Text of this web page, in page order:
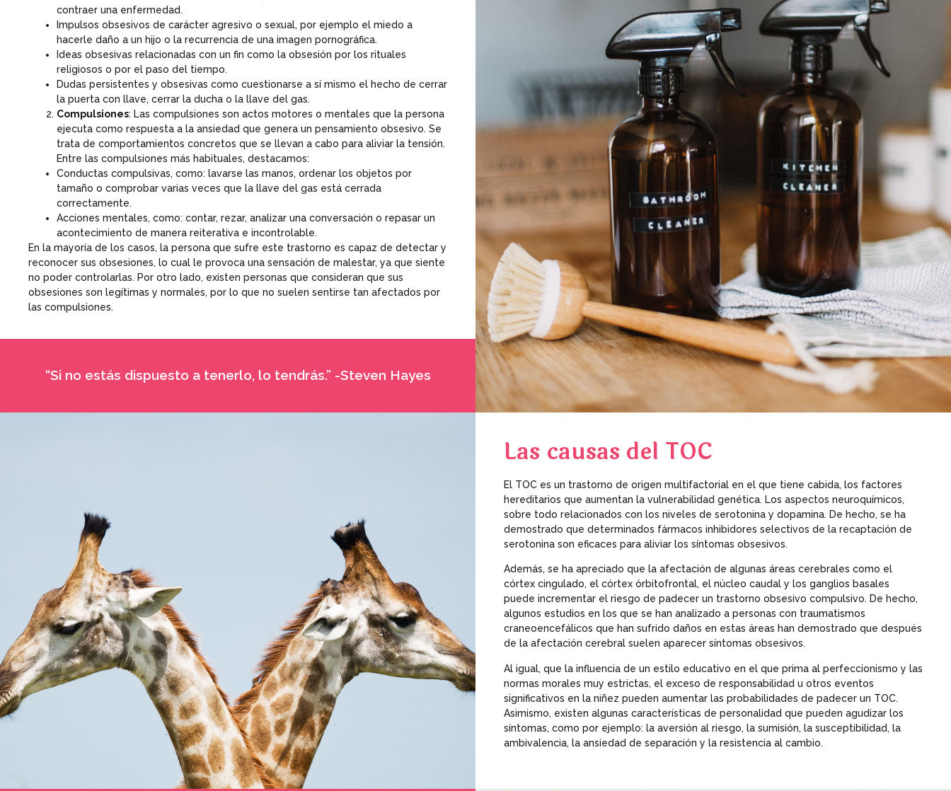
contraer una enfermedad.
Impulsos obsesivos de carácter agresivo o sexual, por ejemplo el miedo a
hacerle daño a un hijo o la recurrencia de una imagen pornográfica.
Ideas obsesivas relacionadas con un fin como la obsesión por los rituales
religiosos o por el paso del tiempo.
Dudas persistentes y obsesivas como cuestionarse a sí mismo el hecho de cerrar
la puerta con llave, cerrar la ducha o la llave del gas.
Compulsiones: Las compulsiones son actos motores o mentales que la persona
ejecuta como respuesta a la ansiedad que genera un pensamiento obsesivo. Se
trata de comportamientos concretos que se llevan a cabo para aliviar la tensión.
Entre las compulsiones más habituales, destacamos:
Conductas compulsivas, como: lavarse las manos, ordenar los objetos por
tamaño o comprobar varias veces que la llave del gas está cerrada
correctamente.
Acciones mentales, como: contar, rezar, analizar una conversación o repasar un
acontecimiento de manera reiterativa e incontrolable.
En la mayoría de los casos, la persona que sufre este trastorno es capaz de detectar y
reconocer sus obsesiones, lo cual le provoca una sensación de malestar, ya que siente
no poder controlarlas. Por otro lado, existen personas que consideran que sus
obsesiones son legítimas y normales, por lo que no suelen sentirse tan afectados por
las compulsiones.
“Si no estás dispuesto a tenerlo, lo tendrás.” -Steven Hayes
Las causas del TOC
El TOC es un trastorno de origen multifactorial en el que tiene cabida, los factores
hereditarios que aumentan la vulnerabilidad genética. Los aspectos neuroquímicos,
sobre todo relacionados con los niveles de serotonina y dopamina. De hecho, se ha
demostrado que determinados fármacos inhibidores selectivos de la recaptación de
serotonina son eficaces para aliviar los síntomas obsesivos.
Además, se ha apreciado que la afectación de algunas áreas cerebrales como el
córtex cingulado, el córtex órbitofrontal, el núcleo caudal y los ganglios basales
puede incrementar el riesgo de padecer un trastorno obsesivo compulsivo. De hecho,
algunos estudios en los que se han analizado a personas con traumatismos
craneoencefálicos que han sufrido daños en estas áreas han demostrado que después
de la afectación cerebral suelen aparecer síntomas obsesivos.
Al igual, que la influencia de un estilo educativo en el que prima al perfeccionismo y las
normas morales muy estrictas, el exceso de responsabilidad u otros eventos
significativos en la niñez pueden aumentar las probabilidades de padecer un TOC.
Asimismo, existen algunas características de personalidad que pueden agudizar los
síntomas, como por ejemplo: la aversión al riesgo, la sumisión, la susceptibilidad, la
ambivalencia, la ansiedad de separación y la resistencia al cambio.